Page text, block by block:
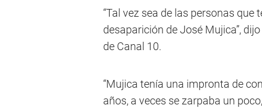
“Tal vez sea de las personas
desaparición de José Mujica”,
de Canal 10.
“Mujica tenía una impronta de
años, a veces se zarpaba un